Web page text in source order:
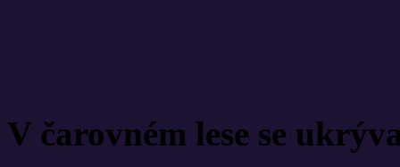
V čarovném lese se